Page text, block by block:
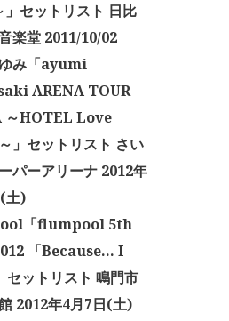
セットリスト 日比
楽堂 2011/10/02
み「ayumi
ARENA TOUR
～HOTEL Love
」セットリスト さい
パーアリーナ 2012年
土)
「flumpool 5th
「Because… I
セットリスト 鳴門市
2012年4月7日(土)